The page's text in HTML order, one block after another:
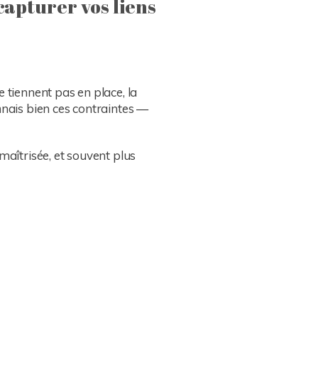
vos liens
tiennent pas en place, la
bien ces contraintes —
et souvent plus